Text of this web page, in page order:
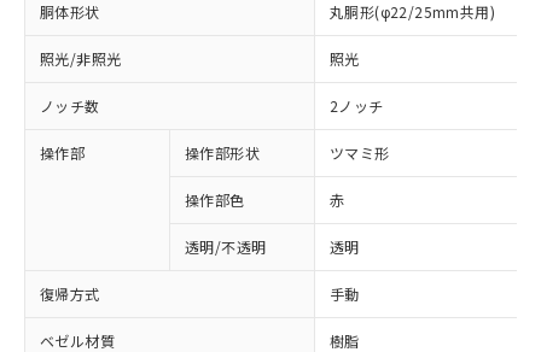
胴体形状 丸胴形(φ22/25mm共用)
照光/非照光 照光
ノッチ数 2ノッチ
操作部 操作部形状 ツマミ形
操作部色 赤
透明/不透明 透明
復帰方式 手動
ベゼル材質 樹脂